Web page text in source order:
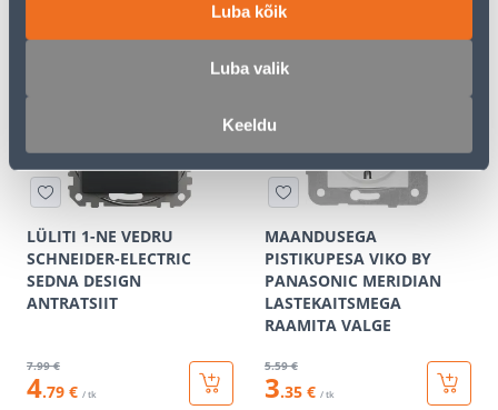
Luba kõik
Luba valik
Keeldu
3.43 €
LÜLITI 1-NE VEDRU
SCHNEIDER-ELECTRIC
SEDNA DESIGN
ANTRATSIIT
7.99 €
4.79 € / tk
MAANDUSEGA
PISTIKUPESA VIKO BY
PANASONIC MERIDIAN
LASTEKAITSMEGA
RAAMITA VALGE
5.59 €
3.35 € / tk